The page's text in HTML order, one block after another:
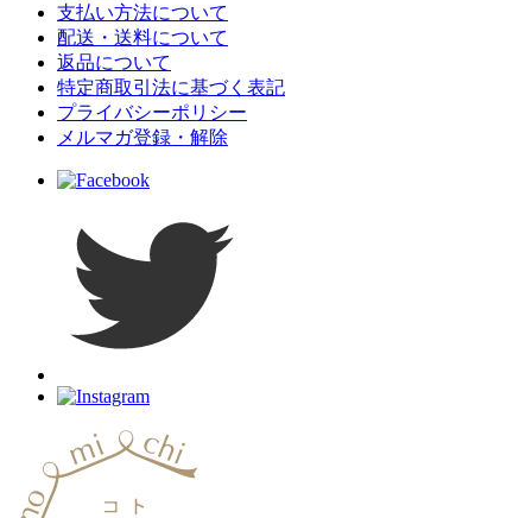
支払い方法について
配送・送料について
返品について
特定商取引法に基づく表記
プライバシーポリシー
メルマガ登録・解除